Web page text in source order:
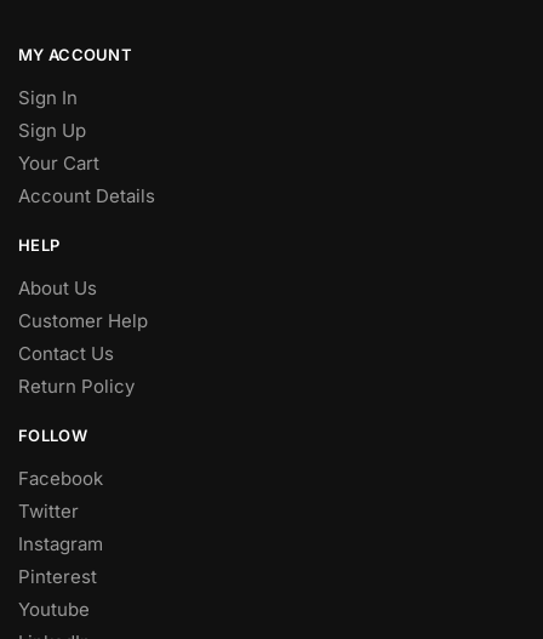
MY ACCOUNT
Sign In
Sign Up
Your Cart
Account Details
HELP
About Us
Customer Help
Contact Us
Return Policy
FOLLOW
Facebook
Twitter
Instagram
Pinterest
Youtube